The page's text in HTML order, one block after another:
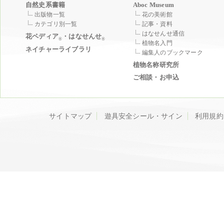
自然史系書籍
出版物一覧
カテゴリ別一覧
花ペディア® ・はなせんせ®
ネイチャーライブラリ
Aboc Museum
花の美術館
記事・資料
はなせんせ通信
植物名入門
編集人のブックマーク
植物名称研究所
ご相談・お申込
サイトマップ 遊具安全シール・サイン 利用規約